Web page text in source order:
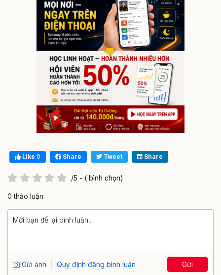
Like 0 Share Tweet Share
/5 - ( bình chọn)
0 thảo luận
Gửi ảnh Quy định đăng bình luận Gửi